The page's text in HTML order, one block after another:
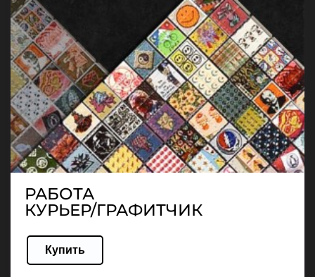
РАБОТА
КУРЬЕР/ГРАФИТЧИК
Купить